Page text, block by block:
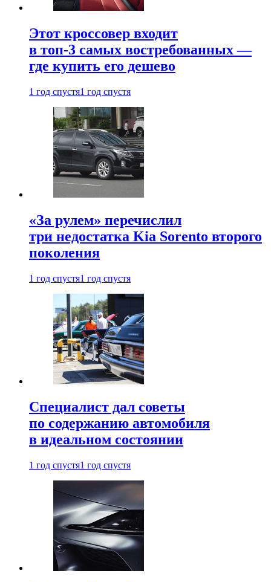
Этот кроссовер входит
в топ-3 самых востребованных —
где купить его дешево
1 год спустя1 год спустя
«За рулем» перечислил
три недостатка Kia Sorento второго
поколения
1 год спустя1 год спустя
Специалист дал советы
по содержанию автомобиля
в идеальном состоянии
1 год спустя1 год спустя